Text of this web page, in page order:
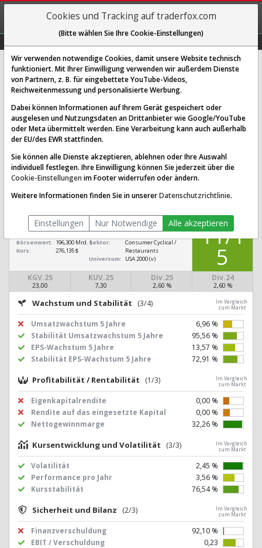
REGIS-
TRIEREN
McDonald's Aktie: Realtime-Kurs &
Analyse (856958 | MCD)
SCORING SYSTEMS:
Qualitäts-Check Dividenden-Check
Wachstums-Check
Robustheits-Check
Qualitäts-Check:Ist die Aktie zum Investieren
Infos zum Score
McDonald's [MCD 856958
US5801351017]
Börsenwert: 196,300 Mrd. $
Kurs:
276,135 $
Sektor:
Consumer Cyclical /
Restaurants
Universum:
USA 2000 (v)
KGV.25
23,00
KUV.25
7,30
Div.25
2,60 %
Div.24
2,60 %
11/1
5
Wachstum und Stabilität (3/4)
Im Vergleich
zum Markt
Umsatzwachstum 5 Jahre
6,96 %
Stabilität Umsatzwachstum 5 Jahre
95,56 %
EPS-Wachstum 5 Jahre
13,57 %
Stabilität EPS-Wachstum 5 Jahre
72,91 %
Profitabilität / Rentabilität (1/3)
Im Vergleich
zum Markt
Eigenkapitalrendite
0,00 %
Rendite auf das eingesetzte Kapital
0,00 %
Nettogewinnmarge
32,26 %
Kursentwicklung und Volatilität (3/3)
Im Vergleich
zum Markt
Volatilität
2,45 %
Performance pro Jahr
3,56 %
Kursstabilität
76,54 %
Sicherheit und Bilanz (2/3)
Im Vergleich
zum Markt
Finanzverschuldung
92,10 %
EBIT / Verschuldung
0,23
Cookies und Tracking auf traderfox.com
(Bitte wählen Sie Ihre Cookie-Einstellungen)
Wir verwenden notwendige Cookies, damit unsere Website technisch
funktioniert. Mit Ihrer Einwilligung verwenden wir außerdem Dienste
von Partnern, z. B. für eingebettete YouTube-Videos,
Reichweitenmessung und personalisierte Werbung.
Dabei können Informationen auf Ihrem Gerät gespeichert oder
ausgelesen und Nutzungsdaten an Drittanbieter wie Google/YouTube
oder Meta übermittelt werden. Eine Verarbeitung kann auch außerhalb
der EU/des EWR stattfinden.
Sie können alle Dienste akzeptieren, ablehnen oder Ihre Auswahl
individuell festlegen. Ihre Einwilligung können Sie jederzeit über die
Cookie-Einstellungen im Footer widerrufen oder ändern.
Weitere Informationen finden Sie in unsererDatenschutzrichtlinie.
Einstellungen Nur Notwendige Alle akzeptieren